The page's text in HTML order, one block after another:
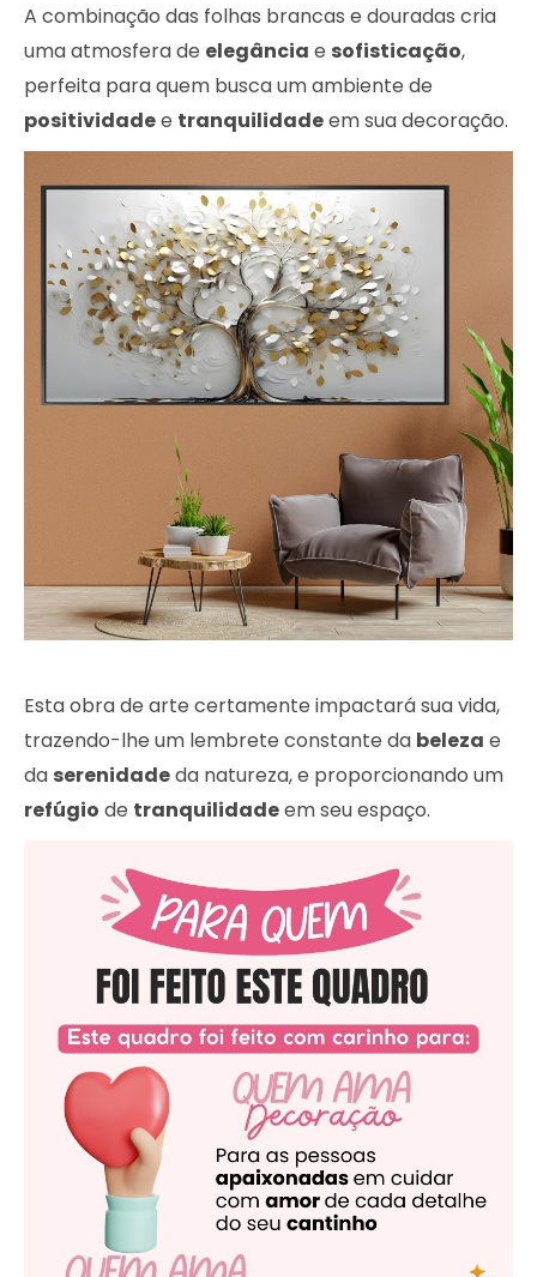
A combinação das folhas brancas e douradas cria
uma atmosfera de elegância e sofisticação,
perfeita para quem busca um ambiente de
positividadee tranquilidadeem sua decoração.
Esta obra de arte certamente impactará sua vida,
trazendo-lhe um lembrete constante da beleza e
da serenidadeda natureza, e proporcionando um
refúgio de tranquilidadeem seu espaço.